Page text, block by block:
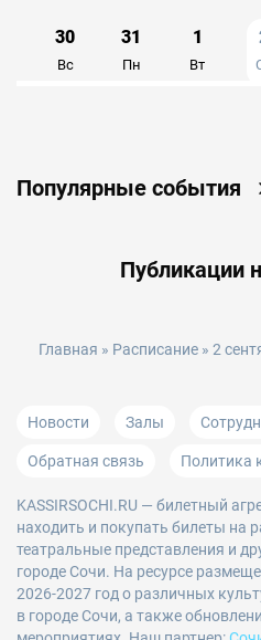
30
Вс
31
Пн
1
Вт
Популярные события
Публикации
Главная » Расписание » 2
Новости Залы
Обратная связь Политика
KASSIRSOCHI.RU — билетный
находить и покупать билеты на
театральные представления и
городе Сочи. На ресурсе
2026-2027 год о различных
в городе Сочи, а также